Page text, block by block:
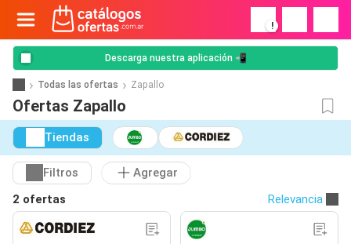
!
Descarga nuestra aplicación 📲
Todas las ofertas Zapallo
Ofertas Zapallo
Tiendas
Filtros
Agregar
2 ofertas
Relevancia